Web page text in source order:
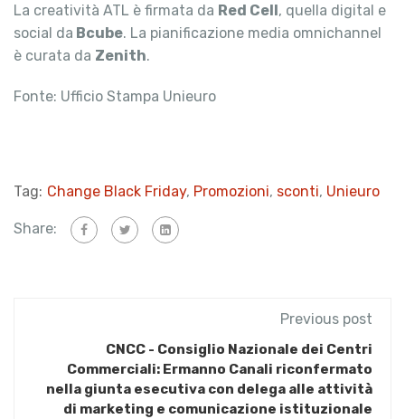
La creatività ATL è firmata da Red Cell, quella digital e
social da Bcube. La pianificazione media omnichannel
è curata da Zenith.
Fonte: Ufficio Stampa Unieuro
Tag: Change Black Friday, Promozioni, sconti, Unieuro
Share:
Previous post
CNCC - Consiglio Nazionale dei Centri
Commerciali: Ermanno Canali riconfermato
nella giunta esecutiva con delega alle attività
di marketing e comunicazione istituzionale